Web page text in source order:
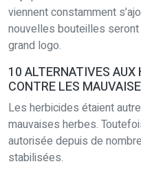
viennent constamment
nouvelles bouteilles
grand logo.
10 ALTERNATIVES AUX
CONTRE LES
Les herbicides étaient
mauvaises herbes.
autorisée depuis de
stabilisées.